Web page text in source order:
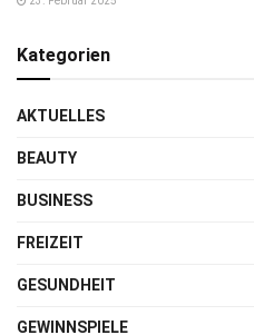
Kategorien
AKTUELLES
BEAUTY
BUSINESS
FREIZEIT
GESUNDHEIT
GEWINNSPIELE